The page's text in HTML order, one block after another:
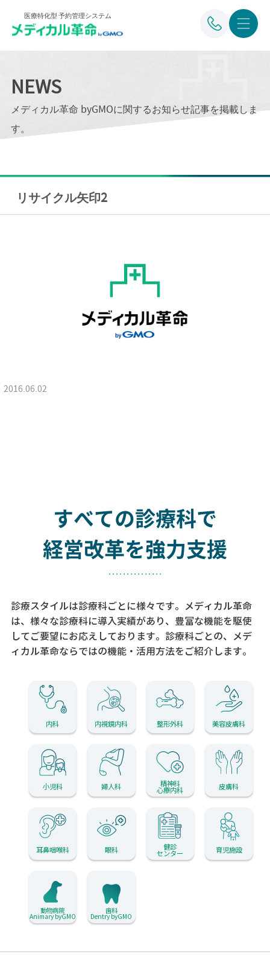
医療特化型 予約管理システム
NEWS
メディカル革命 byGMOに関するお知らせ記事を掲載しま
す。
リサイクル矢印2
2016.06.02
すべての診療科で
経営改革を強力支援
診療スタイルは診療科ごとに様々です。メディカル革命
は、様々な診療科に導入実績があり、 豊富な機能を駆使
してご要望にお応えしております。 診療科ごとの、メデ
ィカル革命ならではの機能・活用方法をご紹介します。
内科 内視鏡内科 整形外科 美容皮膚科
小児科 婦人科 精神科
心療内科 皮膚科
耳鼻咽喉科 眼科 健診
センター 育児施設
動物病院
Animary byGMO
歯科
Dentry byGMO